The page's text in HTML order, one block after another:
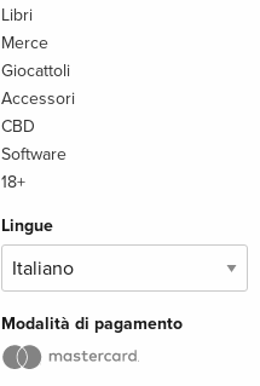
Libri
Merce
Giocattoli
Accessori
CBD
Software
18+
Lingue
Modalità di pagamento